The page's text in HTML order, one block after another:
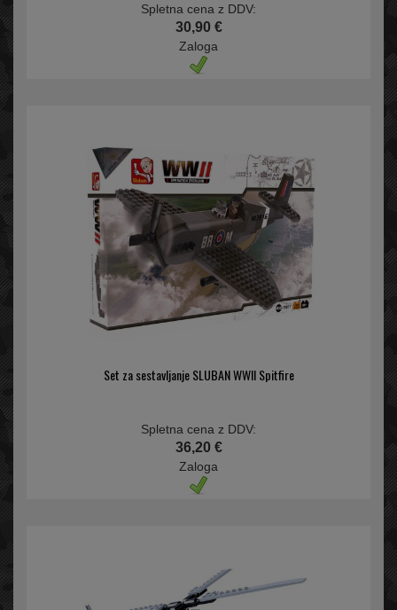
Spletna cena z DDV:
30,90 €
Zaloga
Set za sestavljanje SLUBAN WWII Spitfire
Spletna cena z DDV:
36,20 €
Zaloga